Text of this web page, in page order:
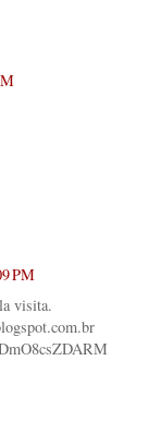
PM
visita.